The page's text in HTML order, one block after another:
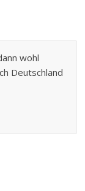
wohl
Deutschland